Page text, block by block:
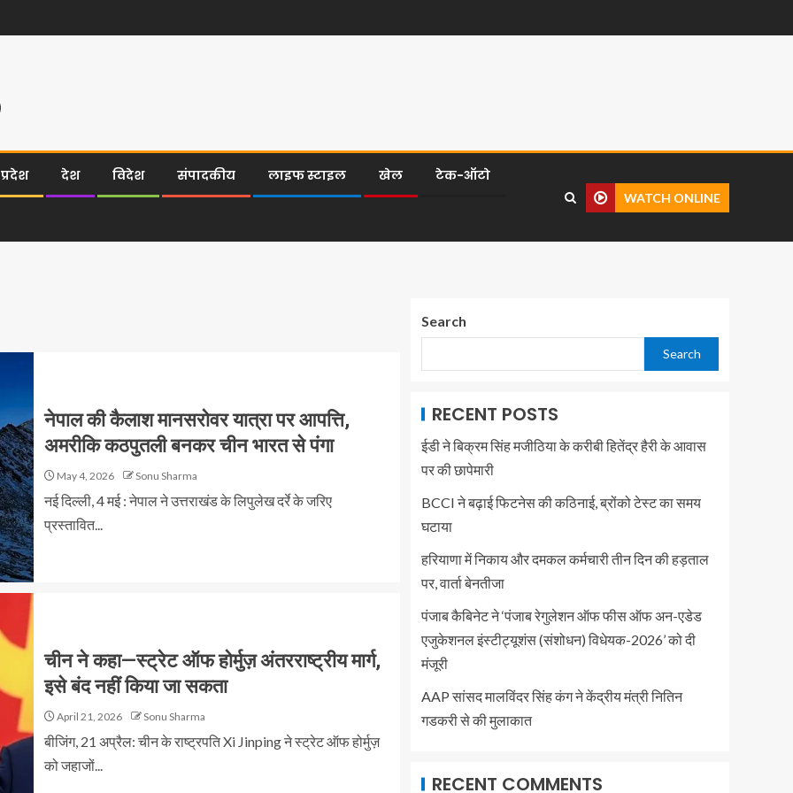
देश विदेश संपादकीय लाइफ स्टाइल खेल टेक-ऑटो
WATCH ONLINE
नेपाल की कैलाश मानसरोवर यात्रा पर आपत्ति,
अमरीकि कठपुतली बनकर चीन भारत से पंगा
May 4, 2026 Sonu Sharma
नई दिल्ली, 4 मई : नेपाल ने उत्तराखंड के लिपुलेख दर्रे के जरिए
प्रस्तावित...
चीन ने कहा—स्ट्रेट ऑफ होर्मुज़ अंतरराष्ट्रीय मार्ग,
इसे बंद नहीं किया जा सकता
April 21, 2026 Sonu Sharma
बीजिंग, 21 अप्रैल: चीन के राष्ट्रपति Xi Jinping ने स्ट्रेट ऑफ होर्मुज़
को जहाजों...
Search
Search
RECENT POSTS
ईडी ने बिक्रम सिंह मजीठिया के करीबी हितेंद्र हैरी के आवास
पर की छापेमारी
BCCI ने बढ़ाई फिटनेस की कठिनाई, ब्रोंको टेस्ट का समय
घटाया
हरियाणा में निकाय और दमकल कर्मचारी तीन दिन की हड़ताल
पर, वार्ता बेनतीजा
पंजाब कैबिनेट ने ‘पंजाब रेगुलेशन ऑफ फीस ऑफ अन-एडेड
एजुकेशनल इंस्टीट्यूशंस (संशोधन) विधेयक-2026’ को दी
मंजूरी
AAP सांसद मालविंदर सिंह कंग ने केंद्रीय मंत्री नितिन
गडकरी से की मुलाकात
RECENT COMMENTS